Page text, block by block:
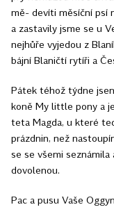
mě- devíti měsíční psí
a zastavily jsme se u
nejhůře vyjedou z
bájní Blaničtí rytíři a
Pátek téhož týdne
koně My little pony a
teta Magda, u které
prázdnin, než
se se všemi seznámila
dovolenou.
Pac a pusu Vaše